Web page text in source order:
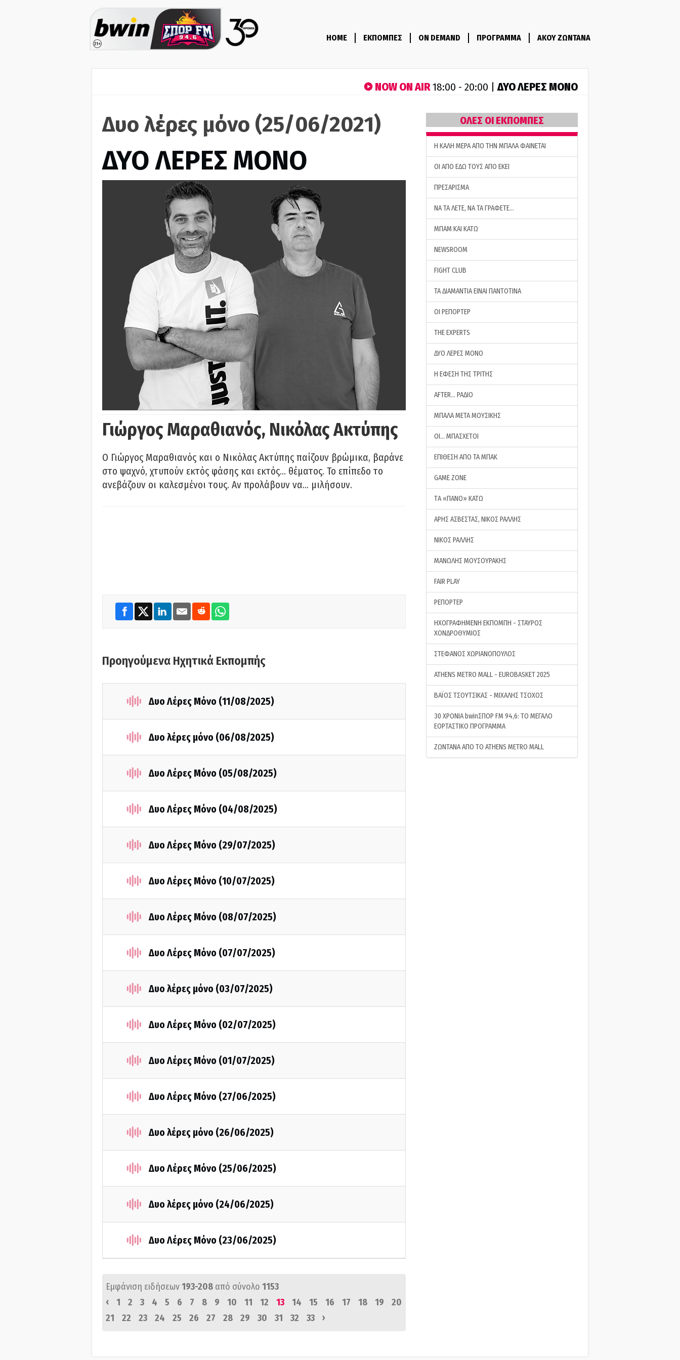
HOME ΕΚΠΟΜΠΕΣ ON DEMAND ΠΡΟΓΡΑΜΜΑ ΑΚΟΥ ΖΩΝΤΑΝΑ
NOW ON AIR18:00 - 20:00 |ΔΥΟ ΛΕΡΕΣ ΜΟΝΟ
Δυο λέρες μόνο (25/06/2021)
ΔΥΟ ΛΕΡΕΣ ΜΟΝΟ
Γιώργος Μαραθιανός, Νικόλας Ακτύπης
Ο Γιώργος Μαραθιανός και ο Νικόλας Ακτύπης παίζουν βρώμικα, βαράνε
στο ψαχνό, χτυπούν εκτός φάσης και εκτός… θέματος. Το επίπεδο το
ανεβάζουν οι καλεσμένοι τους. Αν προλάβουν να… μιλήσουν.
Προηγούμενα Ηχητικά Εκπομπής
Δυο Λέρες Μόνο (11/08/2025)
Δυο λέρες μόνο (06/08/2025)
Δυο Λέρες Μόνο (05/08/2025)
Δυο Λέρες Μόνο (04/08/2025)
Δυο Λέρες Μόνο (29/07/2025)
Δυο Λέρες Μόνο (10/07/2025)
Δυο Λέρες Μόνο (08/07/2025)
Δυο Λέρες Μόνο (07/07/2025)
Δυο λέρες μόνο (03/07/2025)
Δυο Λέρες Μόνο (02/07/2025)
Δυο Λέρες Μόνο (01/07/2025)
Δυο Λέρες Μόνο (27/06/2025)
Δυο λέρες μόνο (26/06/2025)
Δυο Λέρες Μόνο (25/06/2025)
Δυο λέρες μόνο (24/06/2025)
Δυο Λέρες Μόνο (23/06/2025)
Εμφάνιση ειδήσεων193-208 από σύνολο 1153
‹
1 2 3 4 5 6 7 8 9 10 11 12 13 14 15 16 17 18 19
20
21
22 23 24 25 26 27 28 29 30 31 32 33 ›
ΟΛΕΣ ΟΙ ΕΚΠΟΜΠΕΣ
H ΚΑΛΗ ΜΕΡΑ ΑΠΟ ΤΗΝ ΜΠΑΛΑ ΦΑΙΝΕΤΑΙ
ΟΙ ΑΠΟ ΕΔΩ ΤΟΥΣ ΑΠΟ ΕΚΕΙ
ΠΡΕΣΑΡΙΣΜΑ
ΝΑ ΤΑ ΛΕΤΕ, ΝΑ ΤΑ ΓΡΑΦΕΤΕ…
ΜΠΑΜ ΚΑΙ ΚΑΤΩ
NEWSROOM
FIGHT CLUB
ΤΑ ΔΙΑΜΑΝΤΙΑ ΕΙΝΑΙ ΠΑΝΤΟΤΙΝΑ
ΟΙ ΡΕΠΟΡΤΕΡ
THE EXPERTS
ΔΥΟ ΛΕΡΕΣ ΜΟΝΟ
Η ΕΦΕΣΗ ΤΗΣ ΤΡΙΤΗΣ
AFTER… ΡΑΔΙΟ
ΜΠΑΛΑ ΜΕΤΑ ΜΟΥΣΙΚΗΣ
ΟΙ… ΜΠΑΣΧΕΤΟΙ
ΕΠΙΘΕΣΗ ΑΠΟ ΤΑ ΜΠΑΚ
GAME ZONE
ΤA «ΠΑΝΟ» ΚΑΤΩ
ΑΡΗΣ ΑΣΒΕΣΤΑΣ, ΝΙΚΟΣ ΡΑΛΛΗΣ
ΝΙΚΟΣ ΡΑΛΛΗΣ
ΜΑΝΩΛΗΣ ΜΟΥΣΟΥΡΑΚΗΣ
FAIR PLAY
ΡΕΠΟΡΤΕΡ
ΗΧΟΓΡΑΦΗΜΕΝΗ ΕΚΠΟΜΠΗ - ΣΤΑΥΡΟΣ
ΧΟΝΔΡΟΘΥΜΙΟΣ
ΣΤΕΦΑΝΟΣ ΧΩΡΙΑΝΟΠΟΥΛΟΣ
ATHENS METRO MALL - EUROBASKET 2025
ΒΑΪΟΣ ΤΣΟΥΤΣΙΚΑΣ - ΜΙΧΑΛΗΣ ΤΣΟΧΟΣ
30 ΧΡΟΝΙΑ bwinΣΠΟΡ FM 94,6: ΤΟ ΜΕΓΑΛΟ
ΕΟΡΤΑΣΤΙΚΟ ΠΡΟΓΡΑΜΜΑ
ΖΩΝΤΑΝΑ ΑΠΟ ΤΟ ATHENS METRO MALL